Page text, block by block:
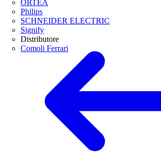
ORTEA
Philips
SCHNEIDER ELECTRIC
Signify
Distributore
Comoli Ferrari